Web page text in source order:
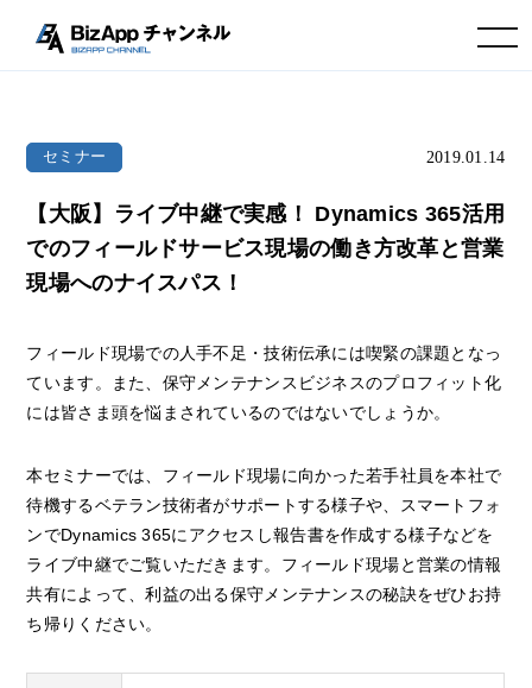
toggle navigation
セミナー 2019.01.14
【大阪】ライブ中継で実感！ Dynamics 365活用
でのフィールドサービス現場の働き方改革と営業
現場へのナイスパス！
フィールド現場での人手不足・技術伝承には喫緊の課題となっ
ています。また、保守メンテナンスビジネスのプロフィット化
には皆さま頭を悩まされているのではないでしょうか。
本セミナーでは、フィールド現場に向かった若手社員を本社で
待機するベテラン技術者がサポートする様子や、スマートフォ
ンでDynamics 365にアクセスし報告書を作成する様子などを
ライブ中継でご覧いただきます。フィールド現場と営業の情報
共有によって、利益の出る保守メンテナンスの秘訣をぜひお持
ち帰りください。